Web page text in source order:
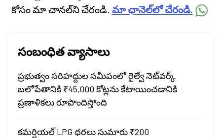
కోసం మా చానల్‌ని చేరండి. మా ఛానెల్‌లో చేరండి.
సంబంధిత వ్యాసాలు
ప్రభుత్వం సరిహద్దుల సమీపంలో రైల్వే నెట్‌వర్క్
బలోపేతానికి ₹45,000 కోట్లను కేటాయించడానికి
ప్రణాళికలు రూపొందిస్తోంది
కమర్షియల్ LPG ధరలు సుమారు ₹200